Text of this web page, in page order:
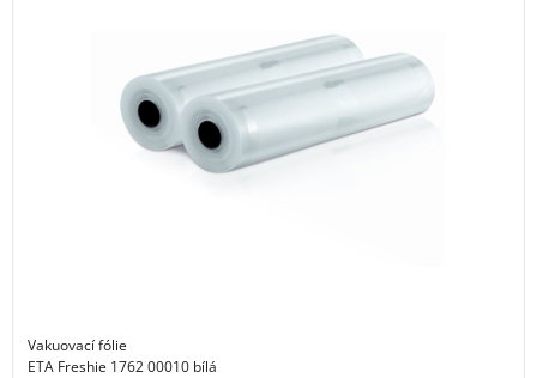
Vakuovací fólie
ETA Freshie 1762 00010 bílá